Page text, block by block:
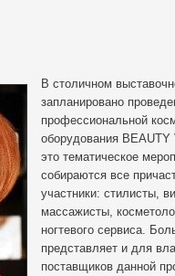
В столичном
запланировано
профессиональной
оборудования BEAUTY
это тематическое
собираются все
участники: стилисты,
массажисты,
ногтевого сервиса.
представляет и для
поставщиков данной